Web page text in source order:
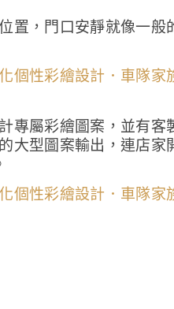
置，門口安靜就像一般
專屬彩繪圖案，並有客
大型圖案輸出，連店家